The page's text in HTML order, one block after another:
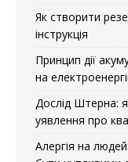
Як створити
інструкція
Принцип дії
на
Дослід Штерна:
уявлення про
Алергія на